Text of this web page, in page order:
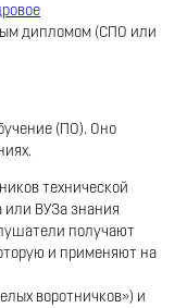
дипломом (СПО или
(ПО). Оно
технической
или ВУЗа знания
получают
и применяют на
воротничков») и